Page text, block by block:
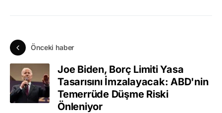
Önceki haber
Joe Biden, Borç Limiti Yasa
Tasarısını İmzalayacak: ABD'nin
Temerrüde Düşme Riski
Önleniyor